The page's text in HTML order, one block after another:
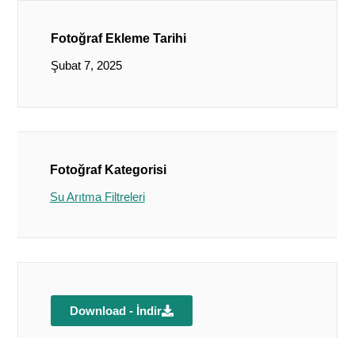
Fotoğraf Ekleme Tarihi
Şubat 7, 2025
Fotoğraf Kategorisi
Su Arıtma Filtreleri
Download - İndir